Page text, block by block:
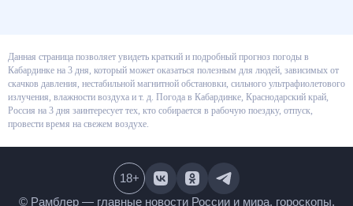
Данная страница позволяет увидеть краткий и подробный прогноз
погоды в Кабардинке на 3 дня, который может оказаться полезным для
людей, зависимых от скачков давления, нестабильной магнитной
обстановки, сильного ультрафиолетового излучения, влажности воздуха
и т. д. Погода в Кабардинке, Краснодарский край, Россия на 3 дня
заинтересует тех, кто собирается в рабочую поездку, отпуск, провести
18+